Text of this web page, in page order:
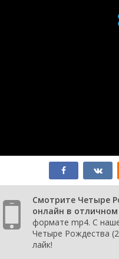
Смотрите Четыре
онлайн в отличном
формате mp4. С
Четыре Рождества
лайк!